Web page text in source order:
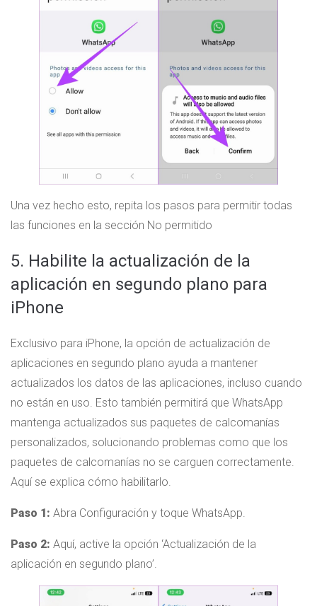
Una vez hecho esto, repita los pasos para permitir todas
las funciones en la sección No permitido
5. Habilite la actualización de la
aplicación en segundo plano para
iPhone
Exclusivo para iPhone, la opción de actualización de
aplicaciones en segundo plano ayuda a mantener
actualizados los datos de las aplicaciones, incluso cuando
no están en uso. Esto también permitirá que WhatsApp
mantenga actualizados sus paquetes de calcomanías
personalizados, solucionando problemas como que los
paquetes de calcomanías no se carguen correctamente.
Aquí se explica cómo habilitarlo.
Paso 1: Abra Configuración y toque WhatsApp.
Paso 2: Aquí, active la opción ‘Actualización de la
aplicación en segundo plano’.